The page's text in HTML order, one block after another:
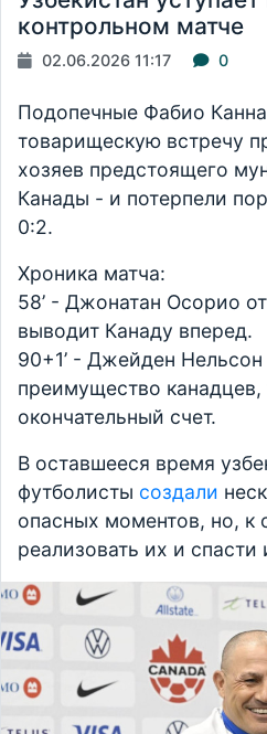
контрольном матче
02.06.2026 11:17 0
Подопечные Фабио
товарищескую встречу
хозяев предстоящего
Канады - и потерпели
0:2.
Хроника матча:
58’ - Джонатан Осорио
выводит Канаду вперед.
90+1’ - Джейден Нельсон
преимущество канадцев,
окончательный счет.
В оставшееся время
футболисты создали
опасных моментов, но, к
реализовать их и спасти